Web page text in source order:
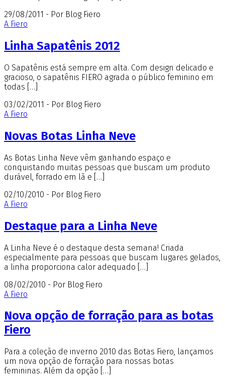
29/08/2011 - Por Blog Fiero
A Fiero
Linha Sapatênis 2012
O Sapatênis está sempre em alta. Com design delicado e
gracioso, o sapatênis FIERO agrada o público feminino em
todas […]
03/02/2011 - Por Blog Fiero
A Fiero
Novas Botas Linha Neve
As Botas Linha Neve vêm ganhando espaço e
conquistando muitas pessoas que buscam um produto
durável, forrado em lã e […]
02/10/2010 - Por Blog Fiero
A Fiero
Destaque para a Linha Neve
A Linha Neve é o destaque desta semana! Criada
especialmente para pessoas que buscam lugares gelados,
a linha proporciona calor adequado […]
08/02/2010 - Por Blog Fiero
A Fiero
Nova opção de forração para as botas
Fiero
Para a coleção de inverno 2010 das Botas Fiero, lançamos
um nova opção de forração para nossas botas
femininas. Além da opção […]